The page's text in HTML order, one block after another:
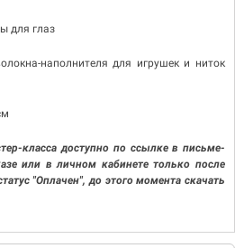
для глаз
наполнителя для игрушек и ниток
класса доступно по ссылке в письме-
или в личном кабинете только после
"Оплачен", до этого момента скачать